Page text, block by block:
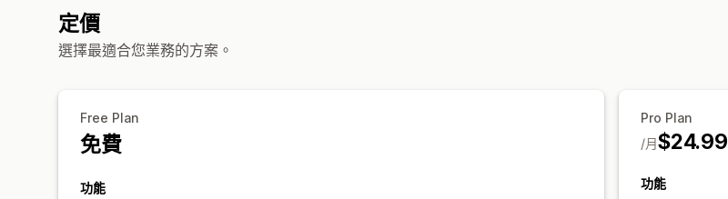
定價
選擇最適合您業務的方案。
Free Plan
免費
功能
Pro Plan
$24.99
/月
功能